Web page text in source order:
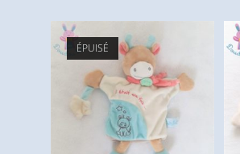
ÉPUISÉ